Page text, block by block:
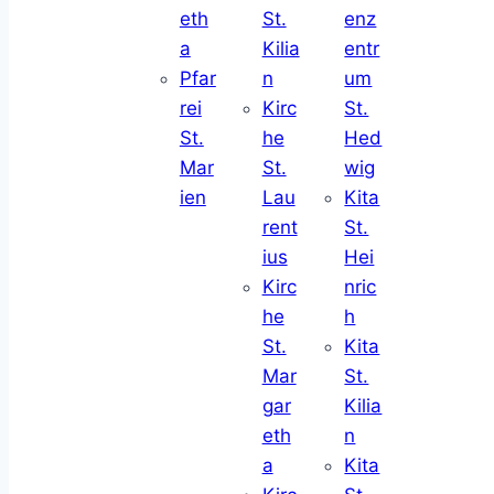
eth
a
Pfar
rei
St.
Mar
ien
St.
Kilia
n
Kirc
he
St.
Lau
rent
ius
Kirc
he
St.
Mar
gar
eth
a
enz
entr
um
St.
Hed
wig
Kita
St.
Hei
nric
h
Kita
St.
Kilia
n
Kita